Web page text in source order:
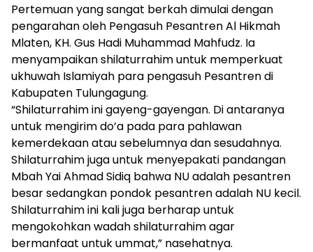
Pertemuan yang sangat berkah dimulai dengan
pengarahan oleh Pengasuh Pesantren Al Hikmah
Mlaten, KH. Gus Hadi Muhammad Mahfudz. Ia
menyampaikan shilaturrahim untuk memperkuat
ukhuwah Islamiyah para pengasuh Pesantren di
Kabupaten Tulungagung.
“Shilaturrahim ini gayeng-gayengan. Di antaranya
untuk mengirim do’a pada para pahlawan
kemerdekaan atau sebelumnya dan sesudahnya.
Shilaturrahim juga untuk menyepakati pandangan
Mbah Yai Ahmad Sidiq bahwa NU adalah pesantren
besar sedangkan pondok pesantren adalah NU kecil.
Shilaturrahim ini kali juga berharap untuk
mengokohkan wadah shilaturrahim agar
bermanfaat untuk ummat,” nasehatnya.